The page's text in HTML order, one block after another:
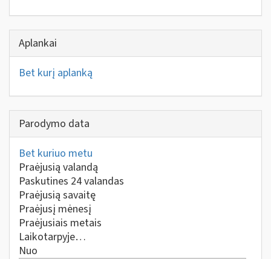
Aplankai
Bet kurį aplanką
Parodymo data
Bet kuriuo metu
Praėjusią valandą
Paskutines 24 valandas
Praėjusią savaitę
Praėjusį mėnesį
Praėjusiais metais
Laikotarpyje…
Nuo